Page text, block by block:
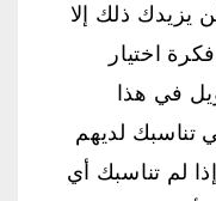
يزيدك ذلك إلا
اختيار
في هذا
تناسبك لديهم
لم تناسبك أي